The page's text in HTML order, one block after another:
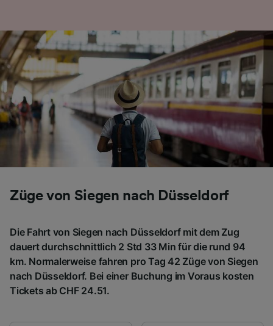
Züge von Siegen nach Düsseldorf
Die Fahrt von Siegen nach Düsseldorf mit dem Zug
dauert durchschnittlich 2 Std 33 Min für die rund 94
km. Normalerweise fahren pro Tag 42 Züge von Siegen
nach Düsseldorf. Bei einer Buchung im Voraus kosten
Tickets ab CHF 24.51.
Liste der Partner (Lieferanten)